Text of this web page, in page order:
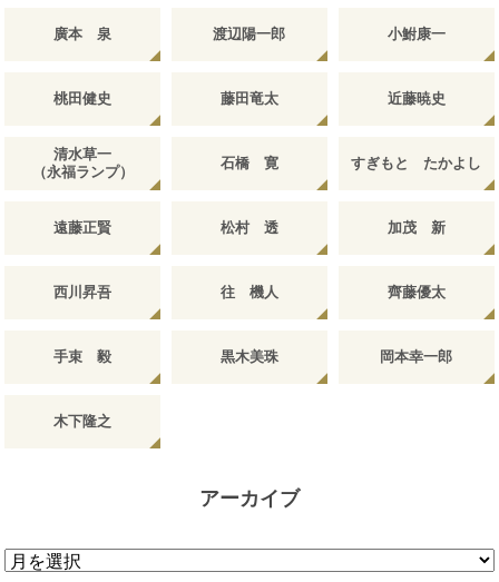
廣本 泉 渡辺陽一郎 小鮒康一
桃田健史 藤田竜太 近藤暁史
清水草一
（永福ランプ）
石橋 寛 すぎもと たかよし
遠藤正賢 松村 透 加茂 新
西川昇吾 往 機人 齊藤優太
手束 毅 黒木美珠 岡本幸一郎
木下隆之
アーカイブ
ア